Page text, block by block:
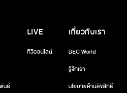
รู้จักเรา